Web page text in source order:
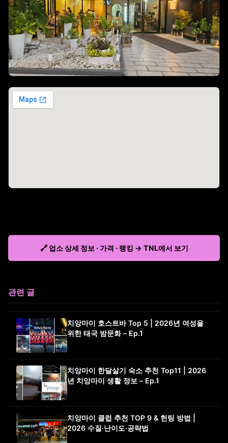
🔗 업소 상세 정보 · 가격 · 랭킹 → TNL에서 보기
관련 글
치앙마이 호스트바 Top 5 | 2026년 여성을
위한 태국 밤문화 – Ep.1
치앙마이 한달살기 숙소 추천 Top11 | 2026
년 치앙마이 생활 정보 – Ep.1
치앙마이 클럽 추천 TOP 9 & 헌팅 방법 |
2026 수질·난이도·공략법